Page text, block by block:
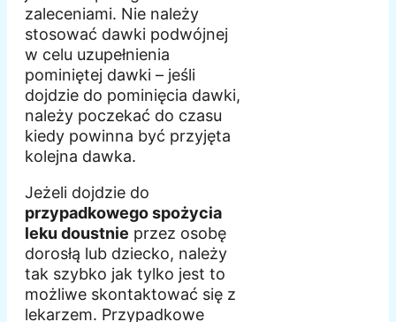
zaleceniami. Nie należy
stosować dawki podwójnej
w celu uzupełnienia
pominiętej dawki – jeśli
dojdzie do pominięcia dawki,
należy poczekać do czasu
kiedy powinna być przyjęta
kolejna dawka.
Jeżeli dojdzie do
przypadkowego spożycia
leku doustnie przez osobę
dorosłą lub dziecko, należy
tak szybko jak tylko jest to
możliwe skontaktować się z
lekarzem. Przypadkowe